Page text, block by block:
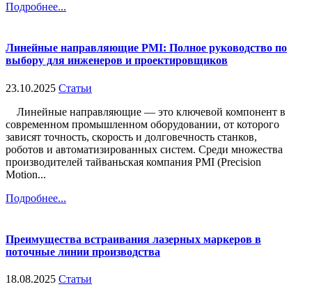
Подробнее...
Линейные направляющие PMI: Полное руководство по
выбору для инженеров и проектировщиков
23.10.2025 Статьи
Линейные направляющие — это ключевой компонент в
современном промышленном оборудовании, от которого
зависят точность, скорость и долговечность станков,
роботов и автоматизированных систем. Среди множества
производителей тайваньская компания PMI (Precision
Motion...
Подробнее...
Преимущества встраивания лазерных маркеров в
поточные линии производства
18.08.2025 Статьи